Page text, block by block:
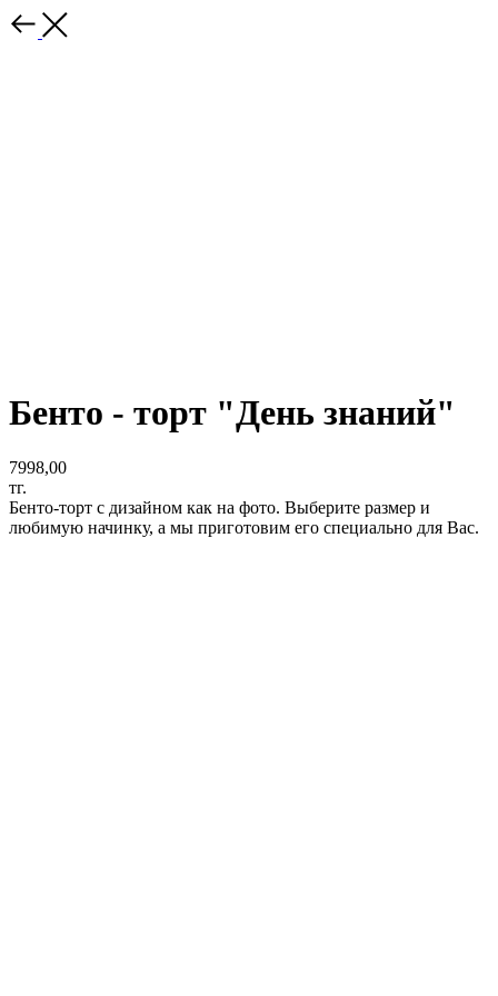
Бенто - торт "День знаний"
7998,00
тг.
Бенто-торт с дизайном как на фото. Выберите размер и
любимую начинку, а мы приготовим его специально для Вас.